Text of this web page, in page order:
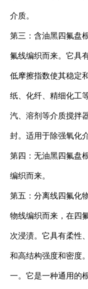
介质。
第三：含油黑四氟盘
氟线编织而来。它具
低摩擦指数使其稳定
纸、化纤、精细化工
汽、溶剂等介质搅拌
封。适用于除强氧化
第四：无油黑四氟盘
编织而来。
第五：分离线四氟化
物线编织而来，在四
次浸渍。它具有柔性
和高结构强度和密度
一。它是一种通用的